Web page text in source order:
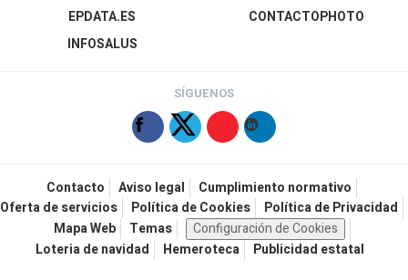
EPDATA.ES
INFOSALUS
CONTACTOPHOTO
SÍGUENOS
Contacto Aviso legal
Cumplimiento normativo
Oferta de servicios
Política de Cookies
Política de Privacidad
Mapa Web
Temas
Configuración de Cookies
Loteria de navidad
Hemeroteca Publicidad estatal